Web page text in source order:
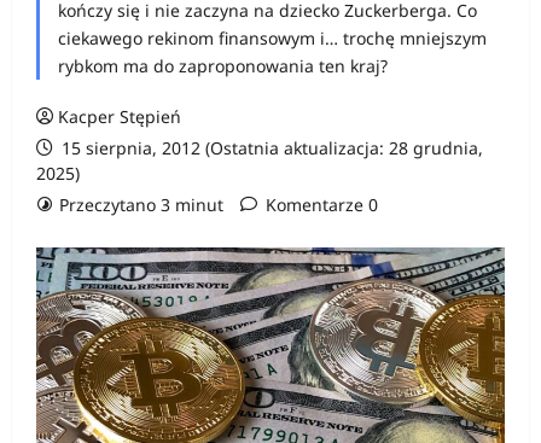
kończy się i nie zaczyna na dziecko Zuckerberga. Co
ciekawego rekinom finansowym i… trochę mniejszym
rybkom ma do zaproponowania ten kraj?
Kacper Stępień
15 sierpnia, 2012 (Ostatnia aktualizacja: 28 grudnia,
2025)
Przeczytano 3 minut
Komentarze 0